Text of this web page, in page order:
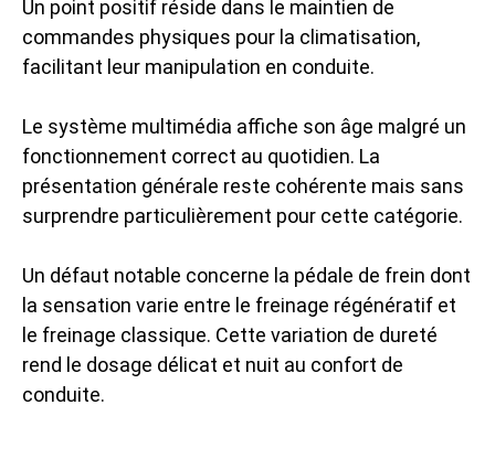
Un point positif réside dans le maintien de
commandes physiques pour la climatisation,
facilitant leur manipulation en conduite.
Le système multimédia affiche son âge malgré un
fonctionnement correct au quotidien. La
présentation générale reste cohérente mais sans
surprendre particulièrement pour cette catégorie.
Un défaut notable concerne la pédale de frein dont
la sensation varie entre le freinage régénératif et
le freinage classique. Cette variation de dureté
rend le dosage délicat et nuit au confort de
conduite.